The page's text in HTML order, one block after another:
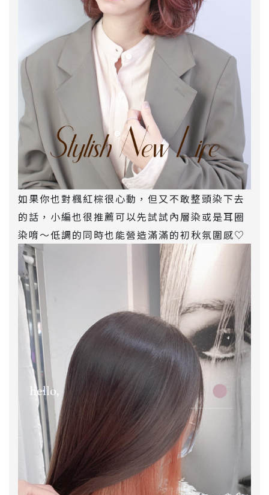
如果你也對楓紅棕很心動，但又不敢整頭染下去
的話，小編也很推薦可以先試試內層染或是耳圈
染唷～低調的同時也能營造滿滿的初秋氛圍感♡